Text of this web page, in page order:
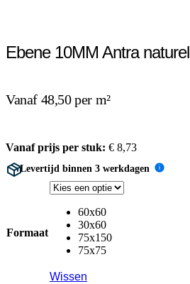
Ebene 10MM Antra naturel
Vanaf 48,50 per m²
Vanaf prijs per stuk: € 8,73
Levertijd binnen 3 werkdagen i
Formaat
60x60
30x60
75x150
75x75
Wissen